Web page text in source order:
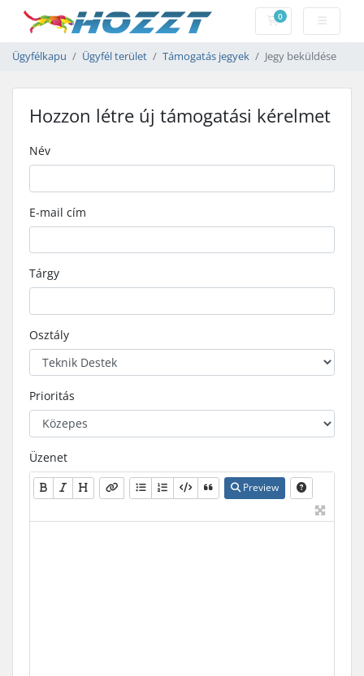
0Bevásárlókosár
Ügyfélkapu Ügyfél terület Támogatás jegyek Jegy beküldése
Hozzon létre új támogatási kérelmet
Név
E-mail cím
Tárgy
Osztály
Prioritás
Üzenet
Preview